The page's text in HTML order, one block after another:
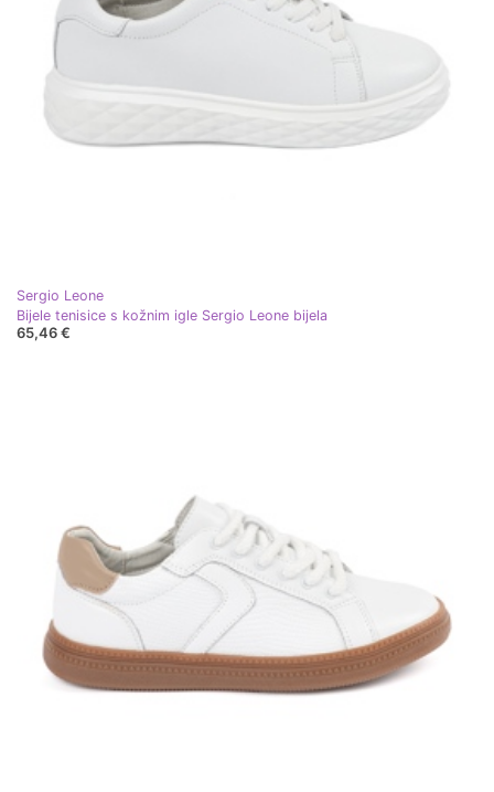
Sergio Leone
Bijele tenisice s kožnim igle Sergio Leone bijela
65,46 €